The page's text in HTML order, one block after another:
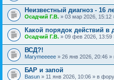
Неизвестный диагноз - 16
Осадчий Г.В. » 03 мар 2026,
Какой порядок действий в
Осадчий Г.В. » 09 фев 2026,
ВСД?!
Marymeeeee » 26 янв 2026, 20:46
БАР и запой
Basun » 11 янв 2026, 10:06 » в